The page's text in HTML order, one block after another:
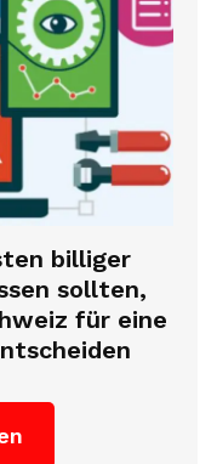
billiger
sollten,
für eine